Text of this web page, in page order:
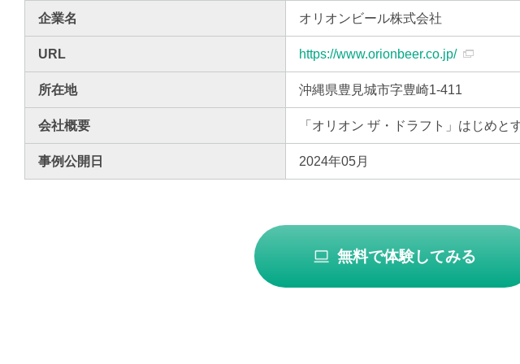
企業名 オリオンビール株式会社
URL https://www.orionbeer.co.jp/
所在地 沖縄県豊見城市字豊崎1-411
会社概要 「オリオン ザ・ドラフト」はじめ
事例公開日 2024年05月
無料で体験してみる